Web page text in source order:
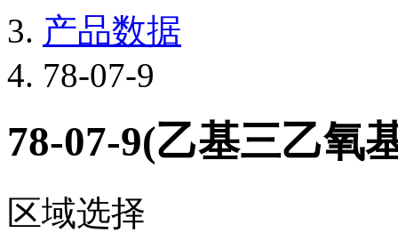
产品数据
78-07-9
78-07-9(乙基三乙氧
区域选择